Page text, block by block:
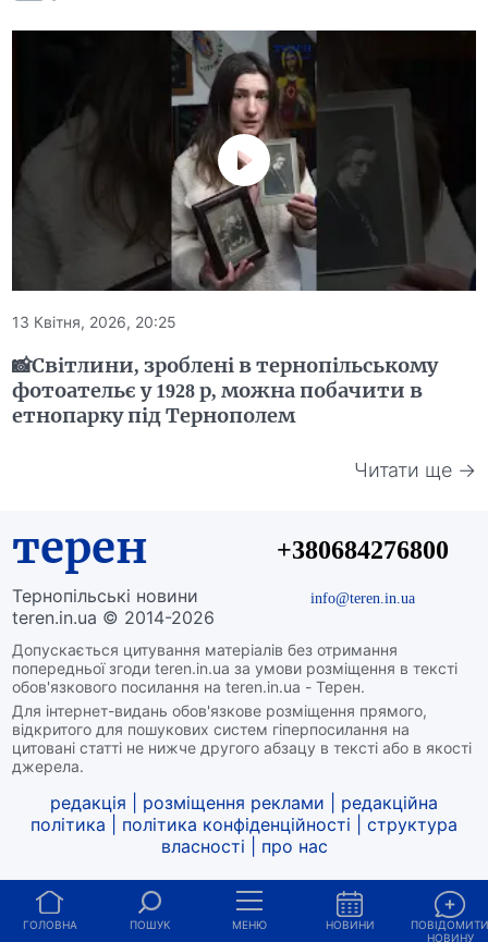
13 Квітня, 2026, 20:25
📸Світлини, зроблені в тернопільському
фотоательє у 1928 р, можна побачити в
етнопарку під Тернополем
Читати ще →
терен
Тернопільські новини
teren.in.ua © 2014-2026
Допускається цитування матеріалів без отримання
попередньої згоди teren.in.ua за умови розміщення в тексті
обов'язкового посилання на teren.in.ua - Терен.
Для інтернет-видань обов'язкове розміщення прямого,
відкритого для пошукових систем гіперпосилання на
цитовані статті не нижче другого абзацу в тексті або в якості
джерела.
+380684276800
info@teren.in.ua
редакція розміщення реклами
редакційна
політика
політика конфіденційності
структура
власності
про нас
ГОЛОВНА ПОШУК МЕНЮ НОВИНИ
НОВИНУ